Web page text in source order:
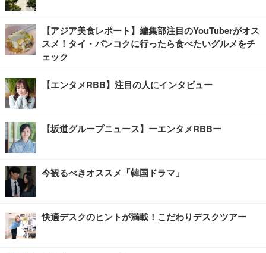
【アジア美食レポート】編集部注目のYouTuberがオス
スメ！タイ・バンコクに行ったら食べたいグルメをチ
ェック
【エンタメRBB】注目の人にインタビュー
【坂道グループニュース】ーエンタメRBBー
今観るべきオススメ「韓国ドラマ」
快適デスクのヒントが満載！こだわりデスクツアー